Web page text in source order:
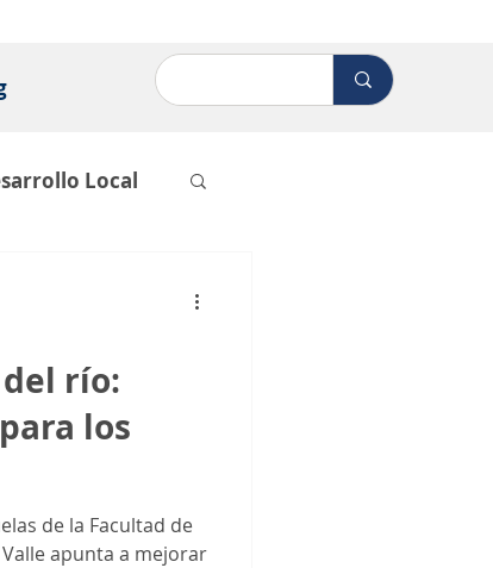
Local
río:
los
de la Facultad de
apunta a mejorar